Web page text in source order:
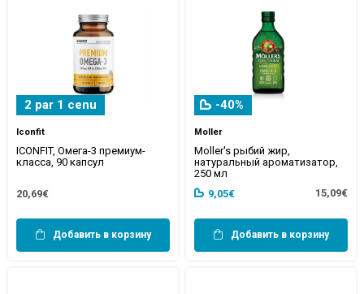
2 par 1 cenu
Iconfit
ICONFIT, Омега-3 премиум-
класса, 90 капсул
20,69€
Добавить в корзину
-40%
Moller
Moller's рыбий жир,
натуральный ароматизатор,
250 мл
9,05€
15,09€
Добавить в корзину